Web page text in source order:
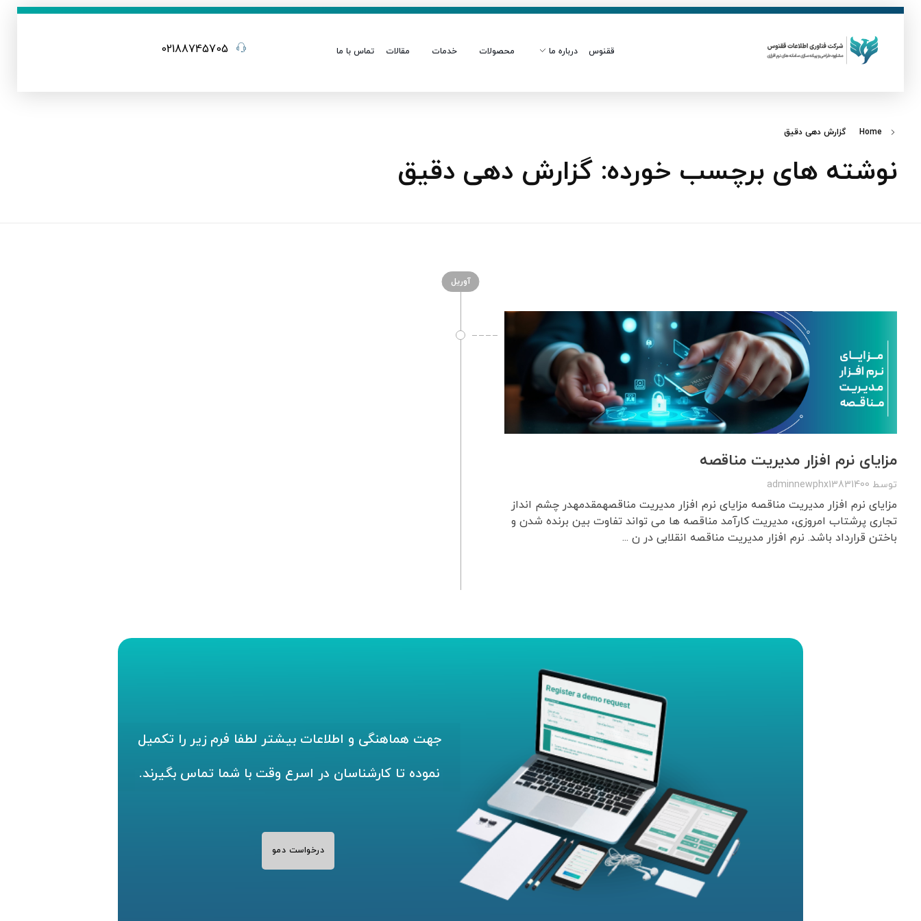
ققنوس درباره ما محصولات خدمات مقالات تماس با ما 02188745705
Home گزارش دهی دقیق
نوشته های برچسب خورده: گزارش دهی دقیق
آوریل
مزایای نرم افزار مدیریت مناقصه
توسط adminnewphx13831400
مزایای نرم افزار مدیریت مناقصه مزایای نرم افزار مدیریت مناقصهمقدمهدر چشم انداز
تجاری پرشتاب امروزی، مدیریت کارآمد مناقصه ها می تواند تفاوت بین برنده شدن و
باختن قرارداد باشد. نرم افزار مدیریت مناقصه انقلابی در ن ...
جهت هماهنگی و اطلاعات بیشتر لطفا فرم زیر را تکمیل
نموده تا کارشناسان در اسرع وقت با شما تماس بگیرند.
درخواست دمو